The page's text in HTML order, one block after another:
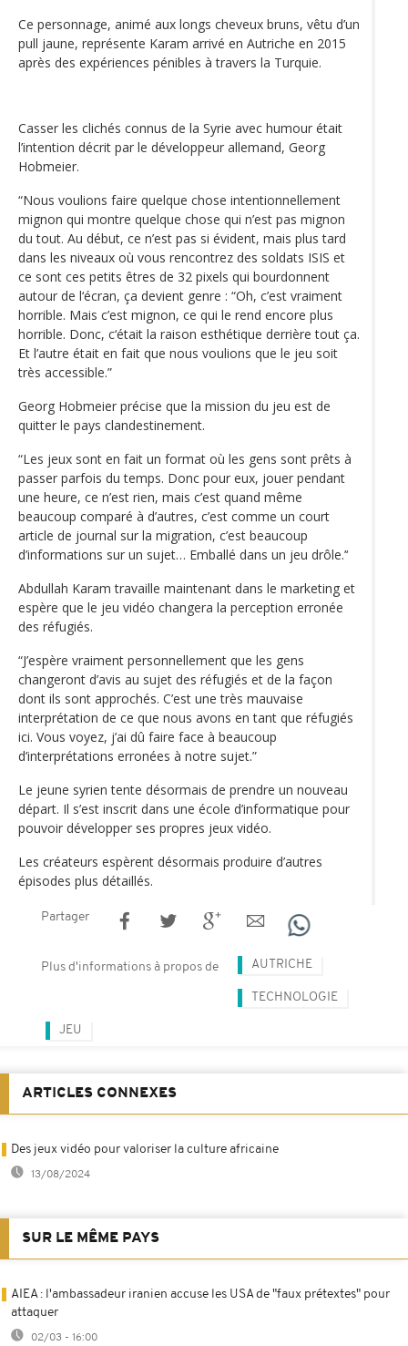
Ce personnage, animé aux longs cheveux bruns, vêtu d’un
pull jaune, représente Karam arrivé en Autriche en 2015
après des expériences pénibles à travers la Turquie.
Casser les clichés connus de la Syrie avec humour était
l’intention décrit par le développeur allemand, Georg
Hobmeier.
“Nous voulions faire quelque chose intentionnellement
mignon qui montre quelque chose qui n’est pas mignon
du tout. Au début, ce n’est pas si évident, mais plus tard
dans les niveaux où vous rencontrez des soldats ISIS et
ce sont ces petits êtres de 32 pixels qui bourdonnent
autour de l‘écran, ça devient genre : “Oh, c’est vraiment
horrible. Mais c’est mignon, ce qui le rend encore plus
horrible. Donc, c‘était la raison esthétique derrière tout ça.
Et l’autre était en fait que nous voulions que le jeu soit
très accessible.”
Georg Hobmeier précise que la mission du jeu est de
quitter le pays clandestinement.
“Les jeux sont en fait un format où les gens sont prêts à
passer parfois du temps. Donc pour eux, jouer pendant
une heure, ce n’est rien, mais c’est quand même
beaucoup comparé à d’autres, c’est comme un court
article de journal sur la migration, c’est beaucoup
d’informations sur un sujet… Emballé dans un jeu drôle.’‘
Abdullah Karam travaille maintenant dans le marketing et
espère que le jeu vidéo changera la perception erronée
des réfugiés.
“J’espère vraiment personnellement que les gens
changeront d’avis au sujet des réfugiés et de la façon
dont ils sont approchés. C’est une très mauvaise
interprétation de ce que nous avons en tant que réfugiés
ici. Vous voyez, j’ai dû faire face à beaucoup
d’interprétations erronées à notre sujet.”
Le jeune syrien tente désormais de prendre un nouveau
départ. Il s’est inscrit dans une école d’informatique pour
pouvoir développer ses propres jeux vidéo.
Les créateurs espèrent désormais produire d’autres
épisodes plus détaillés.
Partager
Plus d'informations à propos de AUTRICHE
TECHNOLOGIE
JEU
ARTICLES CONNEXES
Des jeux vidéo pour valoriser la culture africaine
13/08/2024
SUR LE MÊME PAYS
AIEA : l'ambassadeur iranien accuse les USA de "faux prétextes" pour
attaquer
02/03 - 16:00